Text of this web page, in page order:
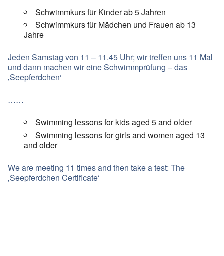
Schwimmkurs für Kinder ab 5 Jahren
Schwimmkurs für Mädchen und Frauen ab 13
Jahre
Jeden Samstag von 11 – 11.45 Uhr; wir treffen uns 11 Mal
und dann machen wir eine Schwimmprüfung – das
‚Seepferdchen‘
……
Swimming lessons for kids aged 5 and older
Swimming lessons for girls and women aged 13
and older
We are meeting 11 times and then take a test: The
‚Seepferdchen Certificate‘